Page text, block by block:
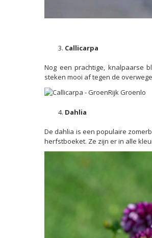
Callicarpa
Nog een prachtige, knalpaarse
steken mooi af tegen de
Dahlia
De dahlia is een populaire
herfstboeket. Ze zijn er in alle